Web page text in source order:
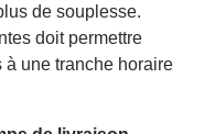
de souplesse.
doit permettre
à une tranche horaire